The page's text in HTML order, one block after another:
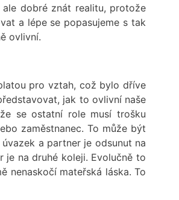
dobré znát realitu, protože
a lépe se popasujeme s tak
ovlivní.
pro vztah, což bylo dříve
jak to ovlivní naše
se ostatní role musí trošku
zaměstnanec. To může být
a partner je odsunut na
je na druhé koleji. Evolučně to
nenaskočí mateřská láska. To